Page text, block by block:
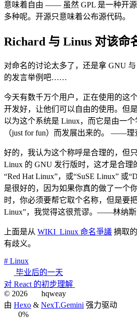
意味着自由 —— 虽然 GPL 是一种开
多种呢。开源只意味着公布源代码。
Richard 与 Linus 对该命
对命名的讨论太多了，还是拿 GNU
的发言举例吧……
今天有数千万个用户，正在使用的这
开发好，让他们可以自由的使用。但
以为这个系统是 Linux，而它是由一
（just for fun）而发展出来的。 ——理
好的，我认为这个称呼是合理的，但
Linux 的 GNU 发行版时，这才是合
“Red Hat Linux”，或“SuSE Linux” 或
是很好的，因为如果你真的做了一个
时，你必须要帮它取个名称，但是要
Linux”，我觉得这很荒谬。——林纳斯
上面是从 WIKI_Linux 命名爭議 摘取
有歧义。
# Linux
毕业后的一天
对 React 的初步理解
© 2026
hqweay
由 Hexo & NexT.Gemini 强力驱动
0%